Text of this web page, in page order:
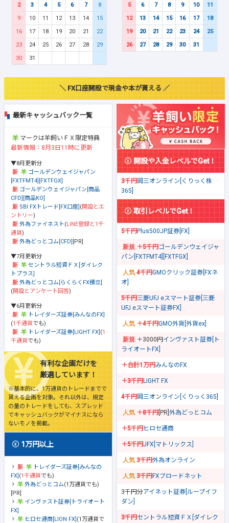
2
3 4 5 6 7
8
9
10 11 12 13 14
15
16
17 18 19 20 21
22
23
24 25 26 27 28
29
30
31
5
6 7 8 9 10
11
12
13 14 15 16 17
18
19
20 21 22 23 24
25
26
27 28 29 30 31
＼ FX口座開設で現金や本が貰える ／
最新キャッシュバック一覧
マークは羊飼いＦＸ限定特典
最新情報：8月3日11時に更新
▼8月更新分
ゴールデンウェイジャパン
[FXTFMT4][FXTFGX]
ゴールデンウェイジャパン[商品
CFD][商品KO]
SBI FXトレード[FX口座] (開設とエ
ントリー)
外為ファイネスト(LINE登録と1千
通貨)
外為どっとコム[CFD] [PR]
▼7月更新分
セントラル短資ＦＸ[ダイレク
トプラス]
外為どっとコム[らくらくFX積立]
(開設とアンケート回答)
▼6月更新分
トレイダーズ証券[みんなのFX]
(1千通貨でも)
トレイダーズ証券[LIGHT FX] (1
千通貨でも)
有利な企画だけを
厳選しています！
※基本的に、1万通貨のトレードまでで
貰える企画を対象。それ以外は、規定
の量のトレードをしても、スプレッド
でキャッシュバックがマイナスになら
ないモノを掲載。
1万円以上
トレイダーズ証券[みんなの
FX] (1千通貨でも)
外為どっとコム(1万通貨でも)
[PR]
インヴァスト証券[トライオート
FX]
ヒロセ通商[LION FX] (1万通貨で
開設や入金レベルでGet！
3千円岡三オンライン[くりっく株
365]
取引レベルでGet！
5千円Plus500JP証券[FX]
＋5千円ゴールデンウェイジャ
パン[FXTFMT4][FXTFGX]
4千円GMOクリック証券[FXネ
オ]
5千円三菱UFJ eスマート証券[三菱
UFJ eスマート証券FX]
＋4千円GMO外貨[外貨ex]
＋3000円 インヴァスト証券[ト
ライオートFX]
＋合計1万円みんなのFX
＋3千円LIGHT FX
4千円岡三オンライン[くりっく365]
＋8千円 [PR] 外為どっとコム
＋5千円ヒロセ通商
＋5千円JFX[マトリックス]
3千円外為オンライン
3千円FXブロードネット
3千円分アイネット証券[ループイフ
ダン]
3千円セントラル短資ＦＸ[ダイレク